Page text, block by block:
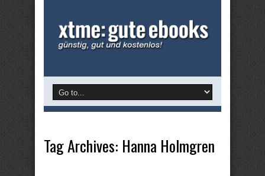
Tag Archives: Hanna Holmgren